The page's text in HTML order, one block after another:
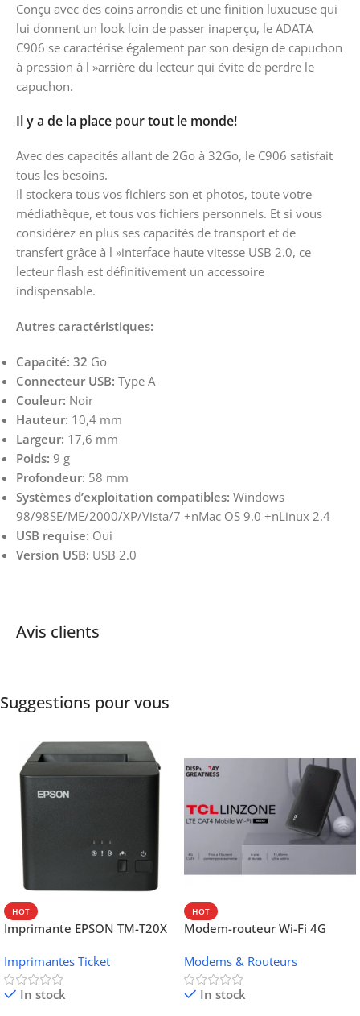
Conçu avec des coins arrondis et une finition luxueuse qui
lui donnent un look loin de passer inaperçu, le ADATA
C906 se caractérise également par son design de capuchon
à pression à l »arrière du lecteur qui évite de perdre le
capuchon.
Il y a de la place pour tout le monde!
Avec des capacités allant de 2Go à 32Go, le C906 satisfait
tous les besoins.
Il stockera tous vos fichiers son et photos, toute votre
médiathèque, et tous vos fichiers personnels. Et si vous
considérez en plus ses capacités de transport et de
transfert grâce à l »interface haute vitesse USB 2.0, ce
lecteur flash est définitivement un accessoire
indispensable.
Autres caractéristiques:
Capacité: 32 Go
Connecteur USB: Type A
Couleur: Noir
Hauteur: 10,4 mm
Largeur: 17,6 mm
Poids: 9 g
Profondeur: 58 mm
Systèmes d’exploitation compatibles: Windows
98/98SE/ME/2000/XP/Vista/7 +nMac OS 9.0 +nLinux 2.4
USB requise: Oui
Version USB: USB 2.0
Avis clients
Suggestions pour vous
HOT
Imprimante EPSON TM-T20X
Ethernet
Imprimantes Ticket
In stock
HOT
Modem-routeur Wi-Fi 4G
Modems & Routeurs
In stock